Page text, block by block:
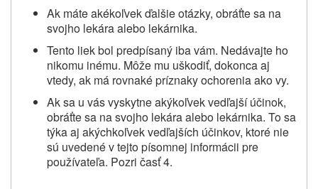
Ak máte akékoľvek ďalšie otázky, obráťte sa na
svojho lekára alebo lekárnika.
Tento liek bol predpísaný iba vám. Nedávajte ho
nikomu inému. Môže mu uškodiť, dokonca aj
vtedy, ak má rovnaké príznaky ochorenia ako vy.
Ak sa u vás vyskytne akýkoľvek vedľajší účinok,
obráťte sa na svojho lekára alebo lekárnika. To sa
týka aj akýchkoľvek vedľajších účinkov, ktoré nie
sú uvedené v tejto písomnej informácii pre
používateľa. Pozri časť 4.